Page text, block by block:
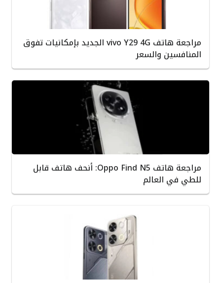
مراجعة هاتف vivo Y29 4G الجديد بإمكانيات تفوق
المنافسين والسعر
مراجعة هاتف Oppo Find N5: أنحف هاتف قابل
للطي في العالم